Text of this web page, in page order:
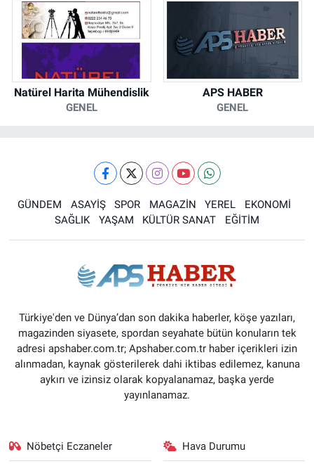
Natürel Harita Mühendislik
GENEL
APS HABER
GENEL
GÜNDEM ASAYİŞ SPOR MAGAZİN YEREL
EKONOMİ
SAĞLIK
YAŞAM KÜLTÜR SANAT EĞİTİM
Türkiye'den ve Dünya’dan son dakika haberler, köşe yazıları,
magazinden siyasete, spordan seyahate bütün konuların tek
adresi apshaber.com.tr; Apshaber.com.tr haber içerikleri izin
alınmadan, kaynak gösterilerek dahi iktibas edilemez, kanuna
aykırı ve izinsiz olarak kopyalanamaz, başka yerde
yayınlanamaz.
Nöbetçi Eczaneler Hava Durumu